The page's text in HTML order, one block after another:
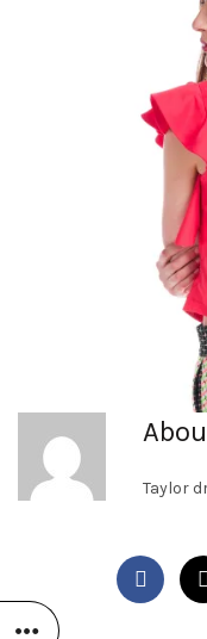
Taylor